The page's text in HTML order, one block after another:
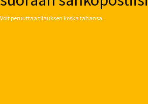
Voit peruuttaa tilauksen koska tahansa.